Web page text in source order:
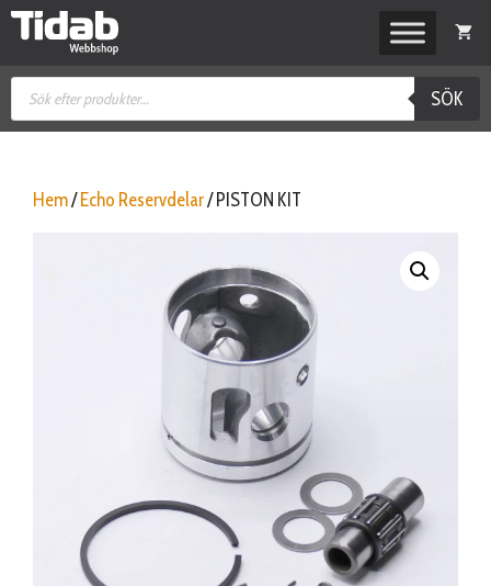
Hoppa
Produktsökning
SÖK
Hem/ Echo Reservdelar/ PISTON KIT